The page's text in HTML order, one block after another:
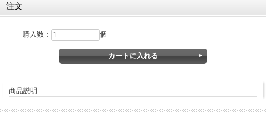
注文
購入数： 個
商品説明